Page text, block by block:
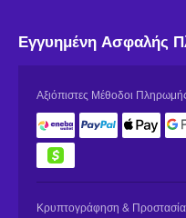
Εγγυημένη Ασφαλής
Αξιόπιστες Μέθοδοι
Κρυπτογράφηση &